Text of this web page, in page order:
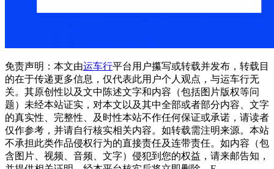
免责声明：本文由运车行平台用户攥写或转载并发布，转载目
的在于传递更多信息，仅代表此用户个人观点，与运车行无
关。其原创性以及文中陈述文字和内容（包括图片版权等问
题）未经本站证实，对本文以及其中全部或者部分内容、文字
的真实性、完整性、及时性本站不作任何保证或承诺，请读者
仅作参考，并请自行核实相关内容。如转载需注明来源。本站
不承担此类作品侵权行为的直接责任及连带责任。如内容（包
含图片、视频、音频、文字）侵犯到您的权益，请来邮告知，